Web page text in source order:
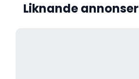
Liknande annonser